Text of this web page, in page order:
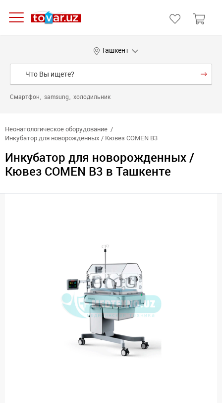
Ташкент
Смартфон samsung холодильник
Неонатологическое оборудование
Инкубатор для новорожденных / Кювез COMEN B3
Инкубатор для новорожденных /
Кювез COMEN B3 в Ташкенте